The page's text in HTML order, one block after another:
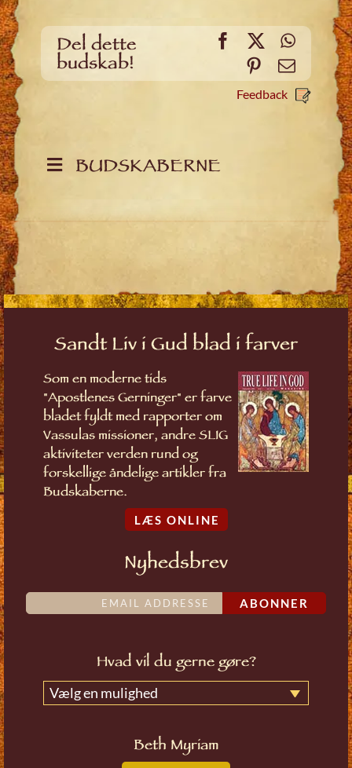
Del dette
budskab!
Facebook
X
Pinterest
Email
Feedback
BUDSKABERNE
Sandt Liv i Gud blad i farver
Som en moderne tids
"Apostlenes Gerninger" er farve
bladet fyldt med rapporter om
Vassulas missioner, andre SLIG
aktiviteter verden rund og
forskellige åndelige artikler fra
Budskaberne.
LÆS ONLINE
Nyhedsbrev
ABONNER
Hvad vil du gerne gøre?
Vælg en mulighed
Beth Myriam